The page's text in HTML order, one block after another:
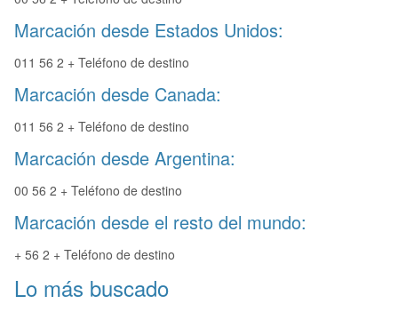
Marcación desde Estados Unidos:
011 56 2 + Teléfono de destino
Marcación desde Canada:
011 56 2 + Teléfono de destino
Marcación desde Argentina:
00 56 2 + Teléfono de destino
Marcación desde el resto del mundo:
+ 56 2 + Teléfono de destino
Lo más buscado